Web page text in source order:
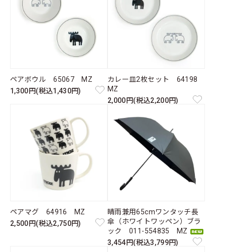
ペアボウル 65067 MZ
1,300円(税込1,430円)
カレー皿2枚セット 64198
MZ
2,000円(税込2,200円)
ペアマグ 64916 MZ
2,500円(税込2,750円)
晴雨兼用65cmワンタッチ長
傘（ホワイトワッペン）ブラ
ック 011-554835 MZ
3,454円(税込3,799円)